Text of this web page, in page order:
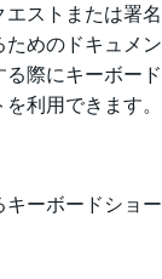
ストまたは署
めのドキュメ
際にキーボー
利用できます。
ーボードショ